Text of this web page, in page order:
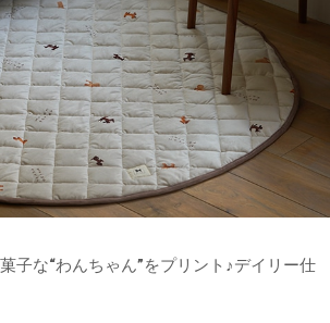
子な“わんちゃん”をプリント♪デイリー仕